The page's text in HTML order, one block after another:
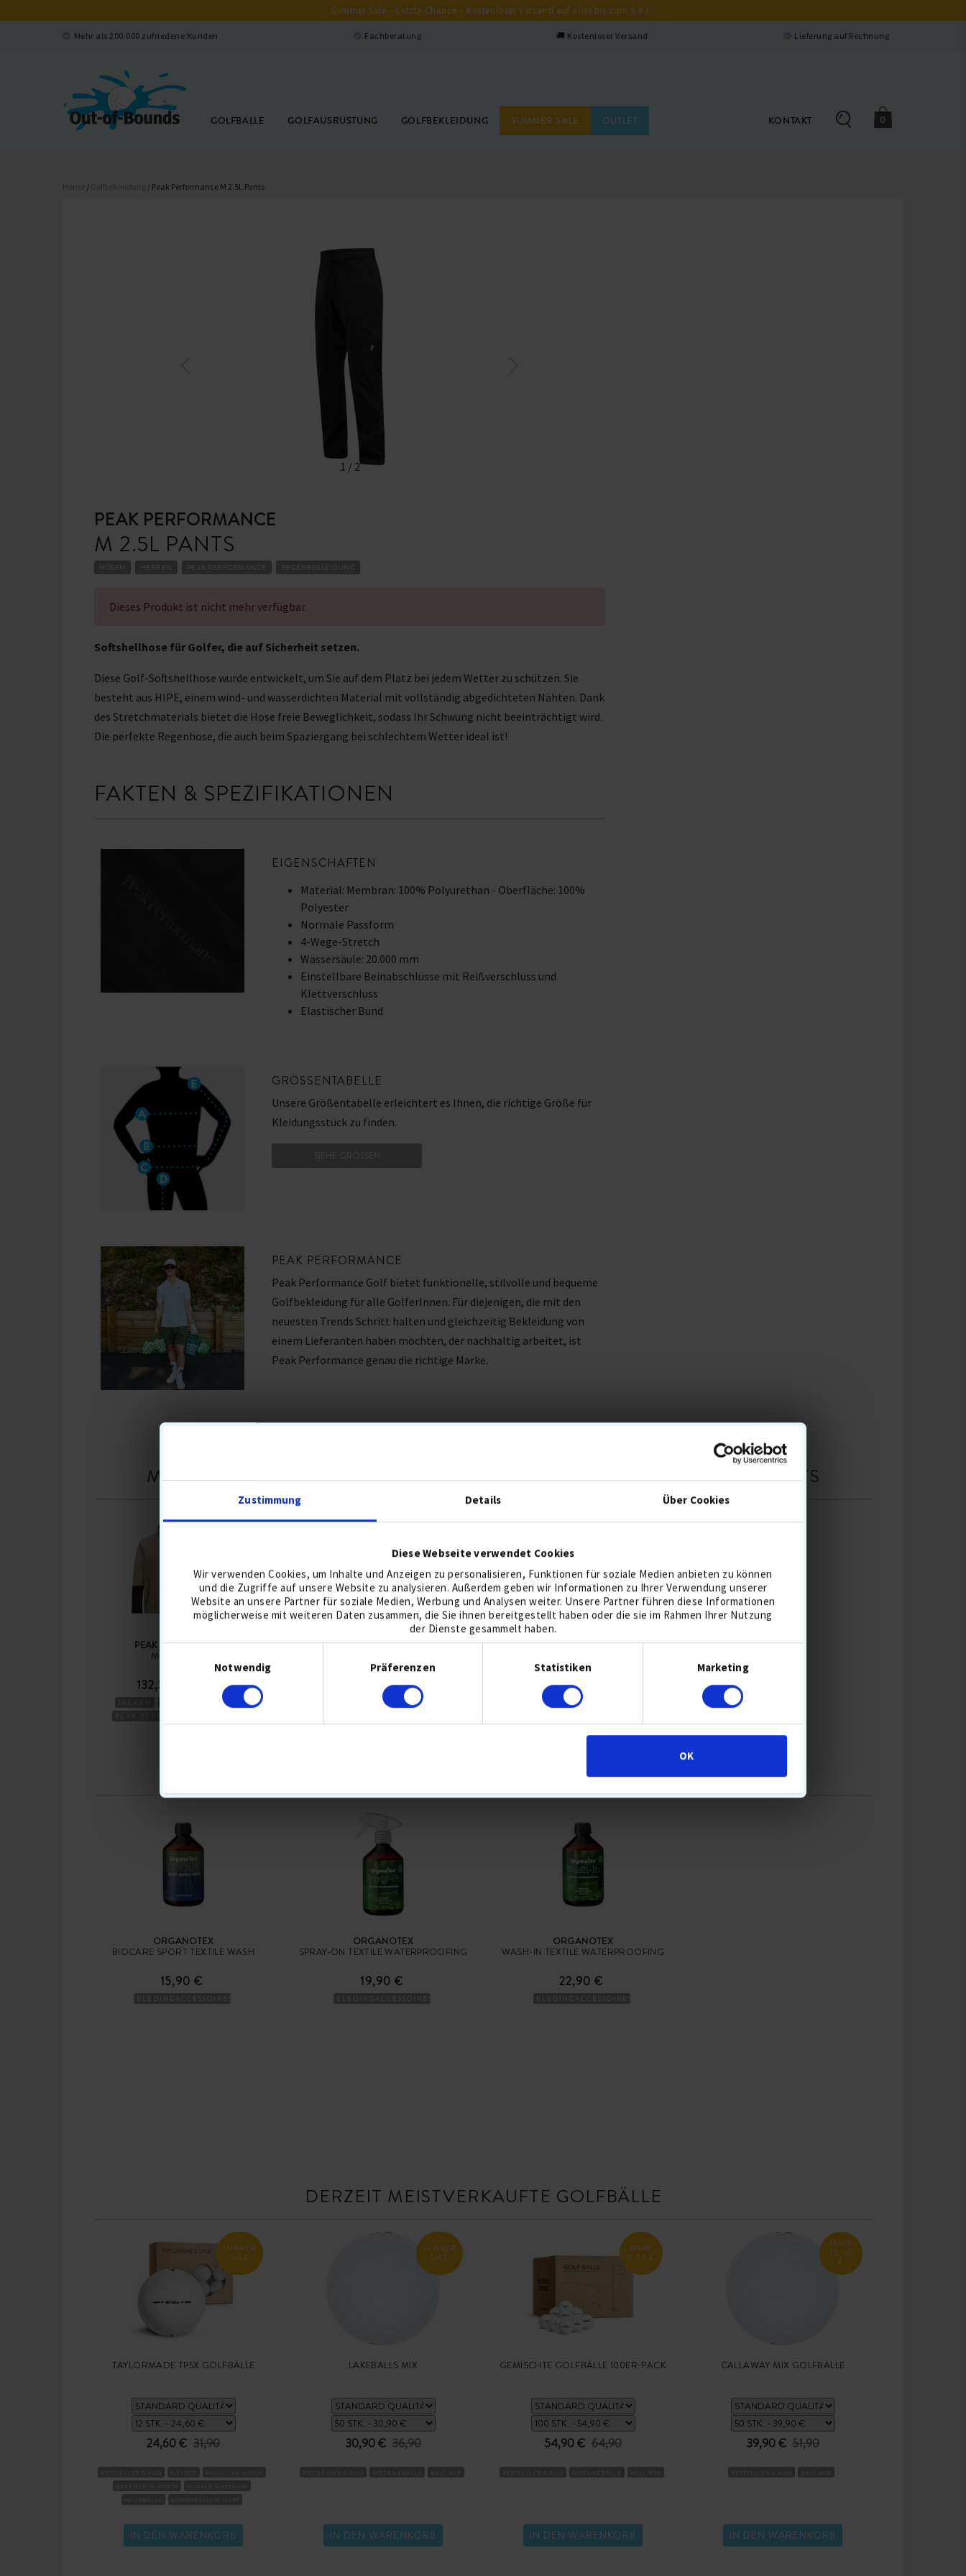
Zustimmung Details Über Cookies
Diese Webseite verwendet Cookies
Wir verwenden Cookies, um Inhalte und Anzeigen zu personalisieren, Funktionen für soziale Medien anbieten zu können
und die Zugriffe auf unsere Website zu analysieren. Außerdem geben wir Informationen zu Ihrer Verwendung unserer
Website an unsere Partner für soziale Medien, Werbung und Analysen weiter. Unsere Partner führen diese Informationen
möglicherweise mit weiteren Daten zusammen, die Sie ihnen bereitgestellt haben oder die sie im Rahmen Ihrer Nutzung
der Dienste gesammelt haben.
Notwendig
Präferenzen Statistiken Marketing
OK
Summer Sale – Letzte Chance – Kostenloser Versand auf alles bis zum 9.8.!
Mehr als 200.000 zufriedene Kunden Fachberatung 🚚 Kostenloser Versand Lieferung auf Rechnung
GOLFBÄLLE GOLFAUSRÜSTUNG GOLFBEKLEIDUNG SUMMER SALE OUTLET KONTAKT 0
/ / Peak Performance M 2.5L Pants
1 / 2
PEAK PERFORMANCE
M 2.5L PANTS
PEAK PERFORMANCE REGENBEKLEIDUNG
Dieses Produkt ist nicht mehr verfügbar.
Softshellhose für Golfer, die auf Sicherheit setzen.
Diese Golf-Softshellhose wurde entwickelt, um Sie auf dem Platz bei jedem Wetter zu schützen. Sie
besteht aus HIPE, einem wind- und wasserdichten Material mit vollständig abgedichteten Nähten. Dank
des Stretchmaterials bietet die Hose freie Beweglichkeit, sodass Ihr Schwung nicht beeinträchtigt wird.
Die perfekte Regenhose, die auch beim Spaziergang bei schlechtem Wetter ideal ist!
FAKTEN & SPEZIFIKATIONEN
EIGENSCHAFTEN
Material: Membran: 100% Polyurethan - Oberfläche: 100%
Polyester
Normale Passform
4-Wege-Stretch
Wassersäule: 20.000 mm
Einstellbare Beinabschlüsse mit Reißverschluss und
Klettverschluss
Elastischer Bund
GRÖSSENTABELLE
Unsere Größentabelle erleichtert es Ihnen, die richtige Größe für
Kleidungsstück zu finden.
SIEHE GRÖSSEN
PEAK PERFORMANCE
Peak Performance Golf bietet funktionelle, stilvolle und bequeme
Golfbekleidung für alle GolferInnen. Für diejenigen, die mit den
neuesten Trends Schritt halten und gleichzeitig Bekleidung von
einem Lieferanten haben möchten, der nachhaltig arbeitet, ist
Peak Performance genau die richtige Marke.
MODELLE AUS DER SELBEN SERIE WIE PEAK PERFORMANCE M 2.5L PANTS
PEAK PERFORMANCE
M 2.5L JACKET
132,50 € 236,90
REGENBEKLEIDUNG
VERWANDTE PRODUKTE VON M 2.5L PANTS
ORGANOTEX
BIOCARE SPORT TEXTILE WASH
15,90 €
ORGANOTEX
SPRAY-ON TEXTILE WATERPROOFING
19,90 €
ORGANOTEX
WASH-IN TEXTILE WATERPROOFING
22,90 €
DERZEIT MEISTVERKAUFTE GOLFBÄLLE
SUMMER
SALE
TAYLORMADE TP5X GOLFBÄLLE
24,60 € 31,90
IN DEN WARENKORB
SUMMER
SALE
LAKEBALLS MIX
30,90 € 36,90
IN DEN WARENKORB
SPARE
11,00 €
GEMISCHTE GOLFBÄLLE 100ER-PACK
54,90 € 64,90
IN DEN WARENKORB
SPARE
10,00
€
CALLAWAY MIX GOLFBÄLLE
39,90 € 51,90
IN DEN WARENKORB